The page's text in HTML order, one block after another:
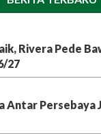
Rivera Pede
27
Antar Persebaya